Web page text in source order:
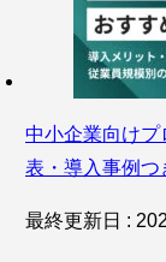
中小企業向けプ
表・導入事例つ
最終更新日 :